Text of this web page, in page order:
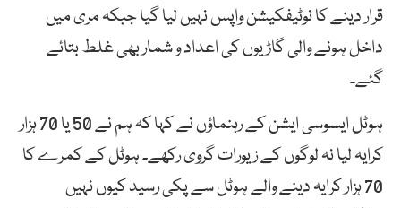
قرار دینے کا نوٹیفکیشن واپس نہیں لیا گیا جبکہ مری میں
داخل ہونے والی گاڑیوں کی اعداد و شمار بھی غلط بتائے
گئے۔
ہوٹل ایسوسی ایشن کے رہنماؤں نے کہا کہ ہم نے 50 یا 70 ہزار
کرایہ لیا نہ لوگوں کے زیورات گروی رکھے۔ ہوٹل کے کمرے کا
70 ہزار کرایہ دینے والے ہوٹل سے پکی رسید کیوں نہیں